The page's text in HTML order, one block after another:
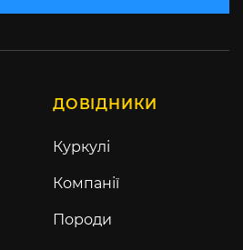
ДОВІДНИКИ
Куркулі
Компанії
Породи